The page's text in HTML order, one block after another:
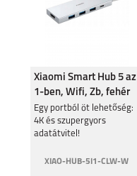
Xiaomi Smart Hub 5 az
1-ben, Wifi, Zb, fehér
BHR8804
Egy portból öt lehetőség:
4K és szupergyors
adatátvitel!
XIAO-HUB-5I1-CLW-W